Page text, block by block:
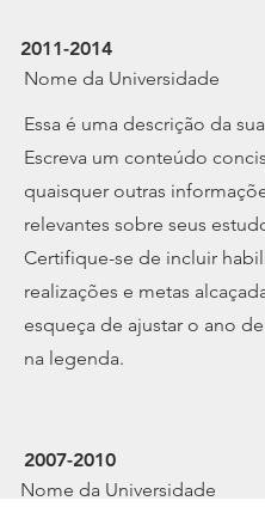
2011-2014
Nome da Universidade
​Essa é uma descrição da
Escreva um conteúdo
quaisquer outras
relevantes sobre seus
Certifique-se de incluir
realizações e metas
esqueça de ajustar o ano
na legenda.
2007-2010
Nome da Universidade